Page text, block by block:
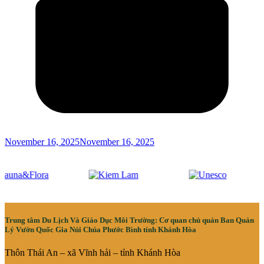
November 16, 2025November 16, 2025
Trung tâm Du Lịch Và Giáo Dục Môi Trường: Cơ quan chủ quản Ban Quản
Lý Vườn Quốc Gia Núi Chúa Phước Bình tỉnh Khánh Hòa
Thôn Thái An – xã Vĩnh hải – tỉnh Khánh Hòa